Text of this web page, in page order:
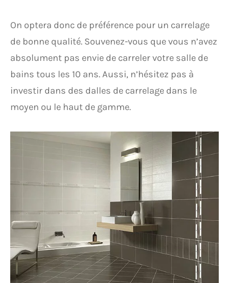
On optera donc de préférence pour un carrelage
de bonne qualité. Souvenez-vous que vous n’avez
absolument pas envie de carreler votre salle de
bains tous les 10 ans. Aussi, n’hésitez pas à
investir dans des dalles de carrelage dans le
moyen ou le haut de gamme.